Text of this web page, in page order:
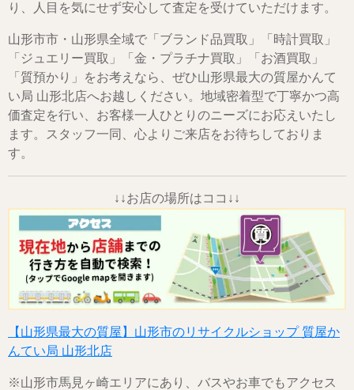
り、人目を気にせず安心して査定を受けていただけます。
山形市市・山形県全域で「ブランド品買取」「時計買取」
「ジュエリー買取」「金・プラチナ買取」「お酒買取」
「質預かり」をお考えなら、ぜひ山形県最大の質屋かんて
い局 山形北店へお越しください。地域密着型で丁寧かつ高
価査定を行い、お客様一人ひとりのニーズにお応えいたし
ます。スタッフ一同、心よりご来店をお待ちしておりま
す。
↓↓お店の場所はココ↓↓
【山形県最大の質屋】山形市のリサイクルショップ 質屋か
んてい局 山形北店
※山形市馬見ヶ崎エリアにあり、バスやお車でもアクセス